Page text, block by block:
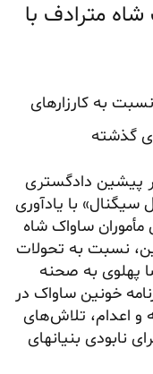
شاه مترادف با
به کارزارهای
گذشته
پیشین دادگستری
با یادآوری
ساواک شاه
سفر سال ۱۹۶۷ به برلین، نسبت به تحولات
پهلوی به صحنه
خونین ساواک در
اعدام، تلاش‌های
نابودی بنیانهای